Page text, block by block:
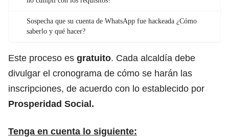
Sospecha que su cuenta de WhatsApp fue hackeada ¿Cómo
saberlo y qué hacer?
Este proceso es gratuito. Cada alcaldía debe
divulgar el cronograma de cómo se harán las
inscripciones, de acuerdo con lo establecido por
Prosperidad Social.
Tenga en cuenta lo siguiente: